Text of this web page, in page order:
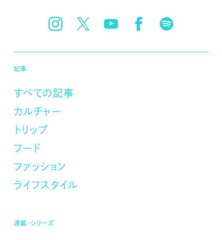
記事
すべての記事
カルチャー
トリップ
フード
ファッション
ライフスタイル
連載・シリーズ